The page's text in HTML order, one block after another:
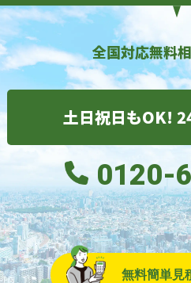
全国対応無料
土日祝日もOK!
0120-
無料簡単見